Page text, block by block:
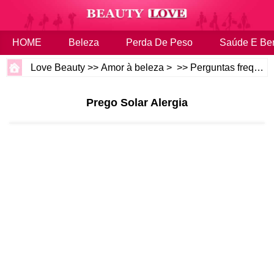
HOME Beleza Perda De Peso Saúde E
Love Beauty >>Amor à beleza > >> Perguntas frequentes
Prego Solar Alergia